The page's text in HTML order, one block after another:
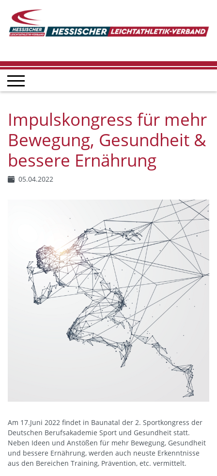
Impulskongress für mehr
Bewegung, Gesundheit &
bessere Ernährung
05.04.2022
Am 17.Juni 2022 findet in Baunatal der 2. Sportkongress der
Deutschen Berufsakademie Sport und Gesundheit statt.
Neben Ideen und Anstößen für mehr Bewegung, Gesundheit
und bessere Ernährung, werden auch neuste Erkenntnisse
aus den Bereichen Training, Prävention, etc. vermittelt.